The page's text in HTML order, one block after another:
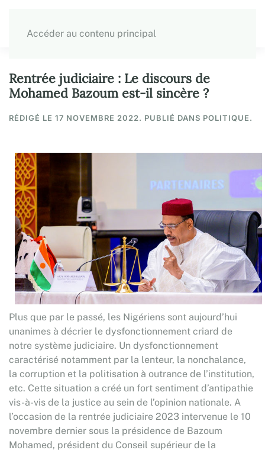
Accéder au contenu principal
Rentrée judiciaire : Le discours de
Mohamed Bazoum est-il sincère ?
RÉDIGÉ LE 17 NOVEMBRE 2022. PUBLIÉ DANS POLITIQUE.
Plus que par le passé, les Nigériens sont aujourd’hui
unanimes à décrier le dysfonctionnement criard de
notre système judiciaire. Un dysfonctionnement
caractérisé notamment par la lenteur, la nonchalance,
la corruption et la politisation à outrance de l’institution,
etc. Cette situation a créé un fort sentiment d’antipathie
vis-à-vis de la justice au sein de l’opinion nationale. A
l’occasion de la rentrée judiciaire 2023 intervenue le 10
novembre dernier sous la présidence de Bazoum
Mohamed, président du Conseil supérieur de la